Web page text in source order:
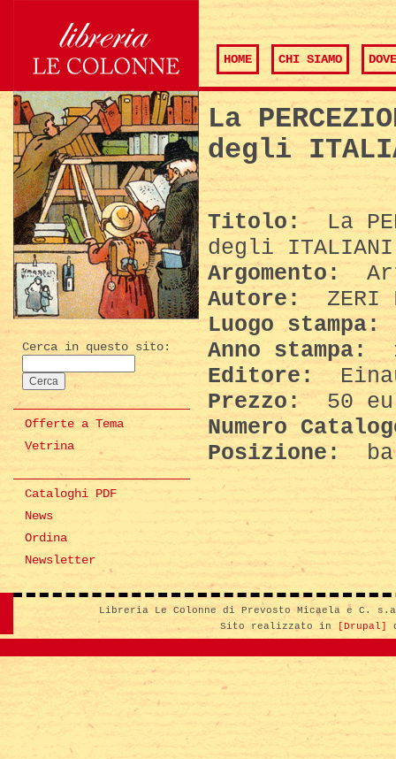
HOME CHI SIAMO
Cerca in questo sito:
Offerte a Tema
Vetrina
Cataloghi PDF
News
Ordina
Newsletter
La
degli
Titolo:
La
degli
Argomento:
Autore:
ZERI
Luogo stampa:
Anno stampa:
Editore:
Prezzo:
50
Numero
Posizione:
Libreria Le Colonne di Prevosto Micaela e C.
Sito realizzato in
[Drupal]